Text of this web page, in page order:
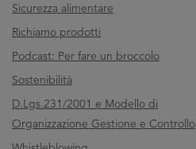
Sicurezza alimentare
Richiamo prodotti
Podcast: Per fare un broccolo
Sostenibilità
D.Lgs.231/2001 e Modello di
Organizzazione Gestione e Controllo